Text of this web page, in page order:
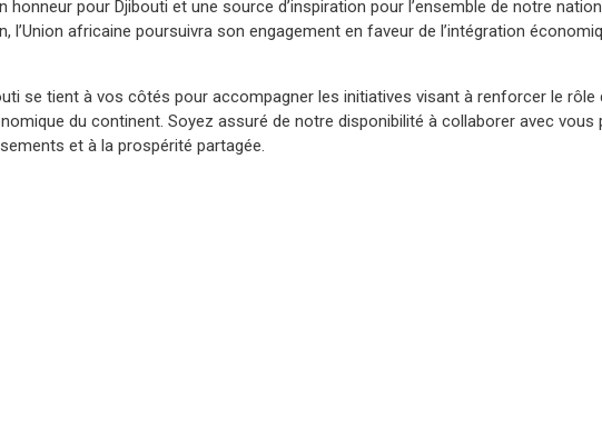
honneur pour Djibouti et une source d’inspiration pour l’ensemble de notre
africaine poursuivra son engagement en faveur de l’intégration
se tient à vos côtés pour accompagner les initiatives visant à renforcer le rôle
du continent. Soyez assuré de notre disponibilité à collaborer avec vous
et à la prospérité partagée.